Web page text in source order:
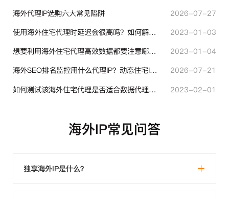
海外代理IP选购六大常见陷阱
2026-07-27
使用海外住宅代理时延迟会很高吗？如何解决？
2023-01-03
想要利用海外住宅代理高效数据都要注意哪些地方？
2023-01-04
海外SEO排名监控用什么代理IP？动态住宅IP与静态住宅IP怎么选
2026-07-21
如何测试该海外住宅代理是否适合数据代理使用？
2023-02-01
海外IP常见问答
独享海外IP是什么？